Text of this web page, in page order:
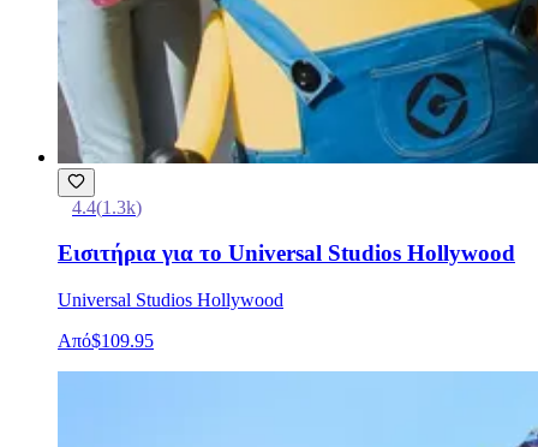
4.4(1.3k)
Εισιτήρια για το Universal Studios Hollywood
Universal Studios Hollywood
Από$109.95